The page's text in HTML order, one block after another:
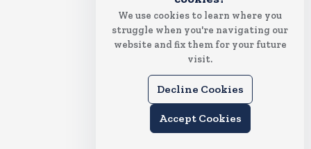
We use cookies to learn where you
struggle when you're navigating our
website and fix them for your future
visit.
Decline Cookies
Accept Cookies